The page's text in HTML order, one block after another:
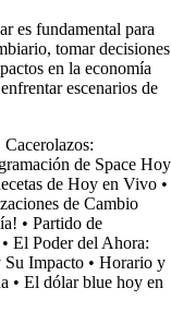
es fundamental para
tomar decisiones
en la economía
escenarios de
Cacerolazos:
de Space Hoy
de Hoy en Vivo •
de Cambio
• Partido de
• El Poder del Ahora:
Impacto • Horario y
• El dólar blue hoy en